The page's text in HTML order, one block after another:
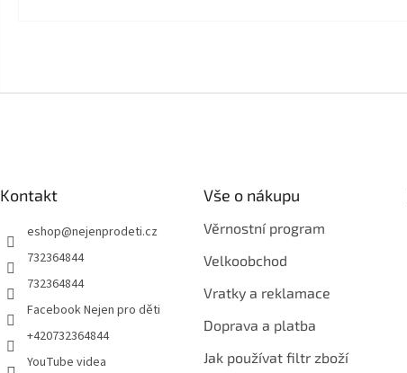
Kontakt
eshop@nejenprodeti.cz
732364844
732364844
Facebook Nejen pro děti
+420732364844
YouTube videa
Vše o nákupu
Věrnostní program
Velkoobchod
Vratky a reklamace
Doprava a platba
Jak používat filtr zboží